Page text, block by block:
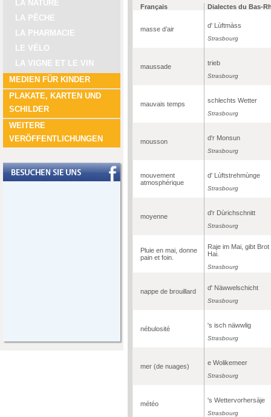
LA NATURE
LA PÊCHE
LA PHARMACIE
LE VÉLO
LA VIGNE ET LE VIN
MEDIEN FÜR KINDER
PLAKATE, KARTEN UND
SCHILDER
WEITERE
VERÖFFENTLICHUNGEN
Français Dialectes du Bas-
masse d’air d' Lùftmàss
Strasbourg
maussade trieb
Strasbourg
mauvais temps schlechts Wetter
Strasbourg
mousson d'r Monsun
Strasbourg
mouvement
atmosphérique
d' Lùftstrehmùnge
Strasbourg
moyenne d'r Dùrichschnitt
Strasbourg
Pluie en mai, donne
pain et foin.
Raje im Mai, gibt Brot
Hai.
Strasbourg
nappe de brouillard d' Näwwelschicht
Strasbourg
nébulosité 's isch näwwlig
Strasbourg
mer (de nuages) e Wolikemeer
Strasbourg
météo 's Wettervorhersàje
Strasbourg